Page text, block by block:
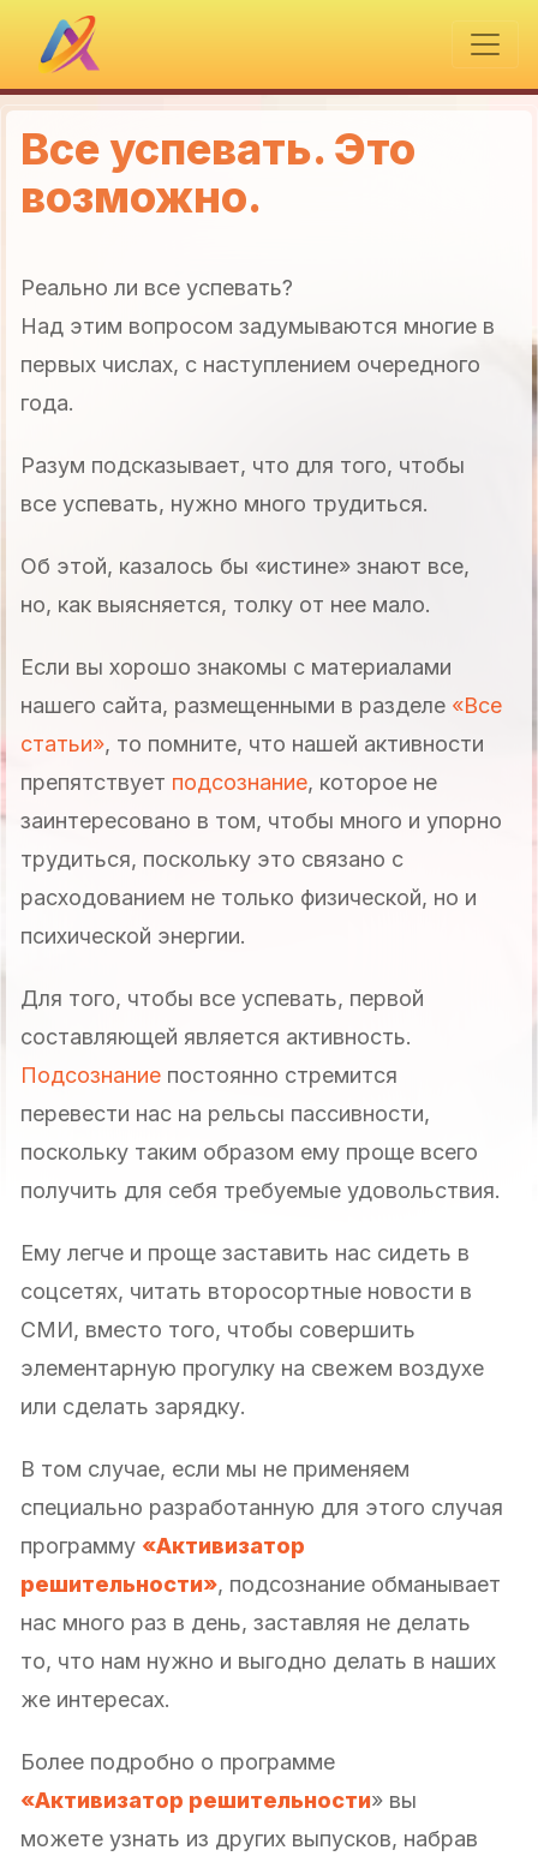
Все успевать. Это
возможно.
Реально ли все успевать?
Над этим вопросом задумываются многие в
первых числах, с наступлением очередного
года.
Разум подсказывает, что для того, чтобы
все успевать, нужно много трудиться.
Об этой, казалось бы «истине» знают все,
но, как выясняется, толку от нее мало.
Если вы хорошо знакомы с материалами
нашего сайта, размещенными в разделе «Все
статьи», то помните, что нашей активности
препятствует подсознание, которое не
заинтересовано в том, чтобы много и упорно
трудиться, поскольку это связано с
расходованием не только физической, но и
психической энергии.
Для того, чтобы все успевать, первой
составляющей является активность.
Подсознание постоянно стремится
перевести нас на рельсы пассивности,
поскольку таким образом ему проще всего
получить для себя требуемые удовольствия.
Ему легче и проще заставить нас сидеть в
соцсетях, читать второсортные новости в
СМИ, вместо того, чтобы совершить
элементарную прогулку на свежем воздухе
или сделать зарядку.
В том случае, если мы не применяем
специально разработанную для этого случая
программу «Активизатор
решительности», подсознание обманывает
нас много раз в день, заставляя не делать
то, что нам нужно и выгодно делать в наших
же интересах.
Более подробно о программе
«Активизатор решительности» вы
можете узнать из других выпусков, набрав